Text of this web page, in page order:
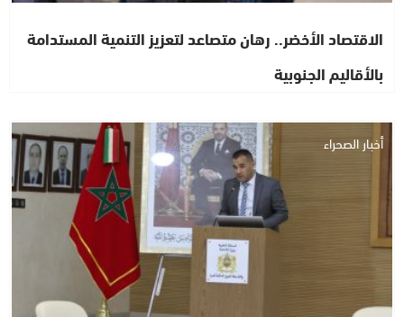
الاقتصاد الأخضر.. رهان متصاعد لتعزيز التنمية المستدامة
بالأقاليم الجنوبية
أخبار الصحراء